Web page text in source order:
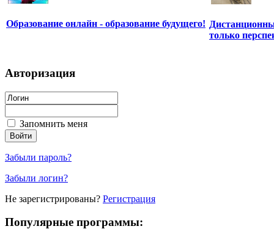
Образование онлайн - образование будущего!
только
Авторизация
Запомнить меня
Забыли пароль?
Забыли логин?
Не зарегистрированы? Регистрация
Популярные программы: